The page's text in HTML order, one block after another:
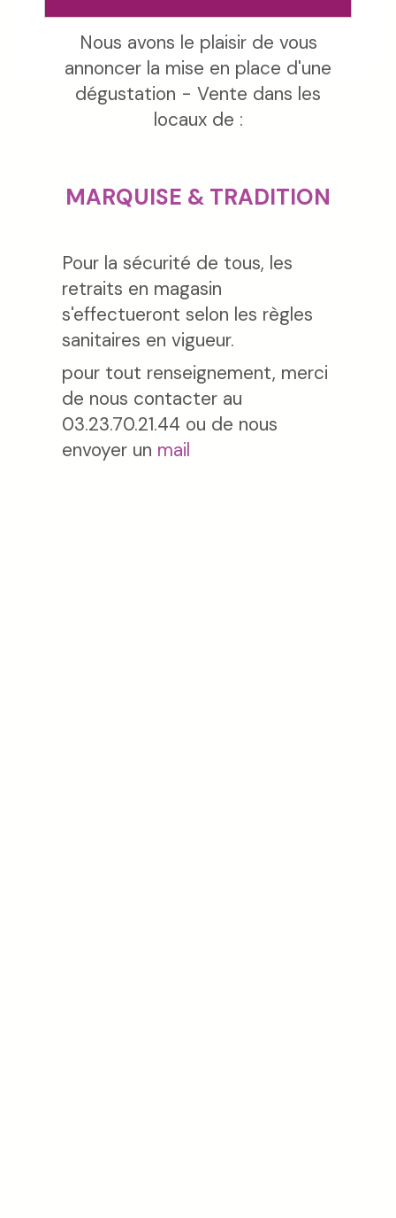
Nous avons le plaisir de vous
annoncer la mise en place d'une
dégustation - Vente dans les
locaux de :
MARQUISE & TRADITION
Pour la sécurité de tous, les
retraits en magasin
s'effectueront selon les règles
sanitaires en vigueur.
pour tout renseignement, merci
de nous contacter au
03.23.70.21.44 ou de nous
envoyer un mail